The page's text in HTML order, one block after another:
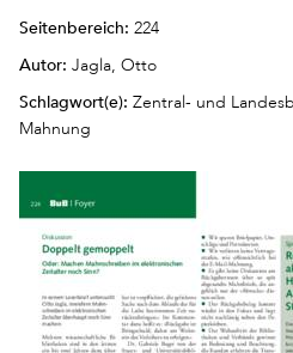
Seitenbereich: 224
Autor: Jagla, Otto
Schlagwort(e): Zentral- und
Mahnung